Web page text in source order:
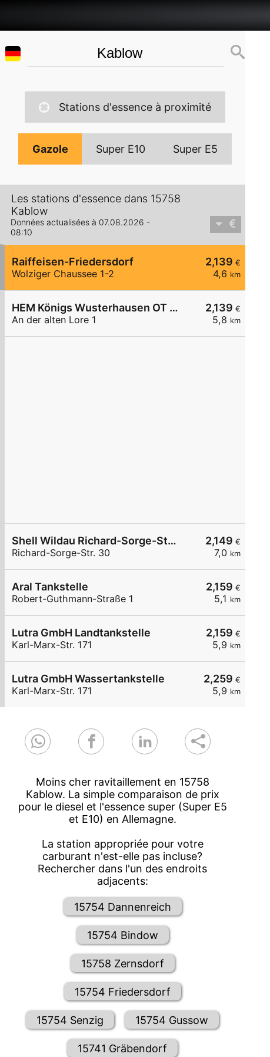
Stations d'essence à proximité
Gazole Super E10 Super E5
Les stations d'essence dans 15758
Kablow
Données actualisées à 07.08.2026 -
08:10
2,139 €
4,6 km
Raiffeisen-Friedersdorf
Wolziger Chaussee 1-2
2,139 €
5,8 km
HEM Königs Wusterhausen OT Niederlehme,
An der alten Lore 1
2,149 €
7,0 km
Shell Wildau Richard-Sorge-Str. 30
Richard-Sorge-Str. 30
2,159 €
5,1 km
Aral Tankstelle
Robert-Guthmann-Straße 1
2,159 €
5,9 km
Lutra GmbH Landtankstelle
Karl-Marx-Str. 171
2,259 €
5,9 km
Lutra GmbH Wassertankstelle
Karl-Marx-Str. 171
Moins cher ravitaillement en 15758
Kablow. La simple comparaison de prix
pour le diesel et l'essence super (Super E5
et E10) en Allemagne.
La station appropriée pour votre
carburant n'est-elle pas incluse?
Rechercher dans l'un des endroits
adjacents:
15754 Dannenreich
15754 Bindow
15758 Zernsdorf
15754 Friedersdorf
15754 Senzig 15754 Gussow
15741 Gräbendorf